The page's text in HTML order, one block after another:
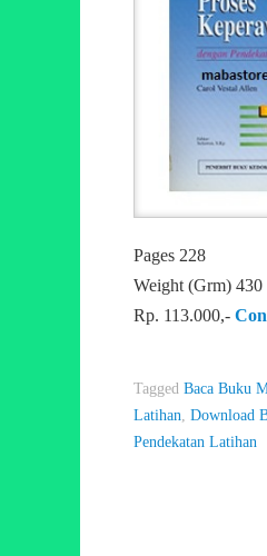
Pages 228
Weight (Grm) 430
Rp. 113.000,-
Tagged Baca Buku
Latihan Download
Pendekatan Latihan